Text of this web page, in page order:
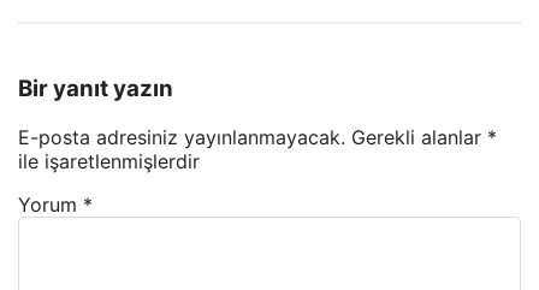
Bir yanıt yazın
E-posta adresiniz yayınlanmayacak. Gerekli alanlar *
ile işaretlenmişlerdir
Yorum *